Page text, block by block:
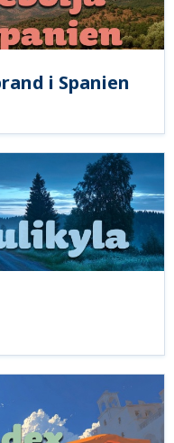
i Spanien